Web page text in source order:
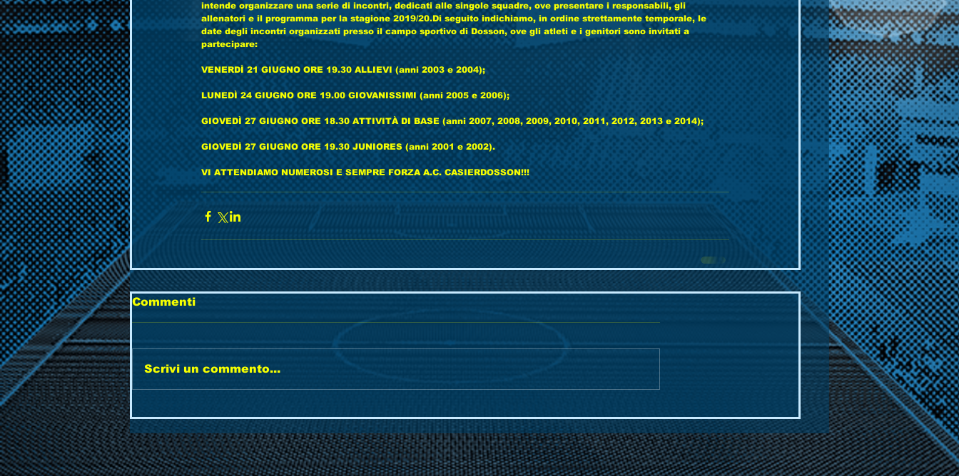
intende organizzare una serie di incontri, dedicati alle singole squadre, ove presentare i responsabili, gli
allenatori e il programma per la stagione 2019/20.Di seguito indichiamo, in ordine strettamente temporale, le
date degli incontri organizzati presso il campo sportivo di Dosson, ove gli atleti e i genitori sono invitati a
partecipare:
VENERDÌ 21 GIUGNO ORE 19.30 ALLIEVI (anni 2003 e 2004);
LUNEDÌ 24 GIUGNO ORE 19.00 GIOVANISSIMI (anni 2005 e 2006);
GIOVEDÌ 27 GIUGNO ORE 18.30 ATTIVITÀ DI BASE (anni 2007, 2008, 2009, 2010, 2011, 2012, 2013 e 2014);
GIOVEDÌ 27 GIUGNO ORE 19.30 JUNIORES (anni 2001 e 2002).
VI ATTENDIAMO NUMEROSI E SEMPRE FORZA A.C. CASIERDOSSON!!!
Commenti
Scrivi un commento...